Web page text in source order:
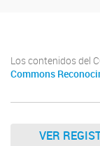
Los contenidos del
Commons
VER